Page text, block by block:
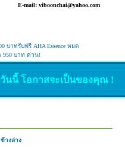
E-mail: viboonchai@yahoo.com
าทรับฟรี AHA Essence หยด
950 บาท ด่วน!
นนี้ โอกาสจะเป็นของคุณ !
างล่าง